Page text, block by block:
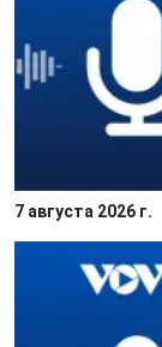
7 августа 2026 г.